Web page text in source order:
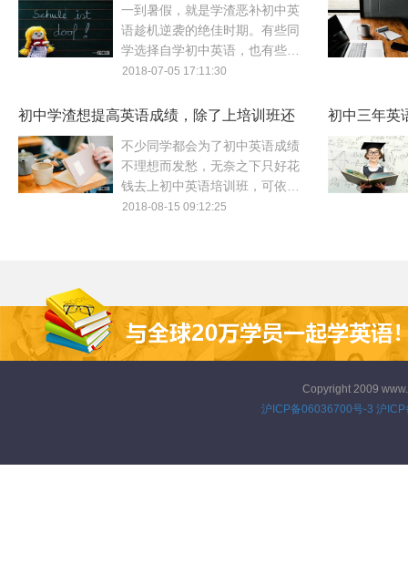
一到暑假，就是学渣恶补初中英
语趁机逆袭的绝佳时期。有些同
学选择自学初中英语，也有些同
学会上初中英语培训，那么暑假
呢？小编给你支支招！
2018-07-05 17:11:30
导？
初中学渣想提高英语成绩，除了上培训班还
能怎么做？
不少同学都会为了初中英语成绩
不理想而发愁，无奈之下只好花
钱去上初中英语培训班，可依旧
收效甚微。如果你真的想知道初
2018-08-15 09:12:25
初中三年英
学！
Copyright 2009
沪ICP备06036700号-3 沪